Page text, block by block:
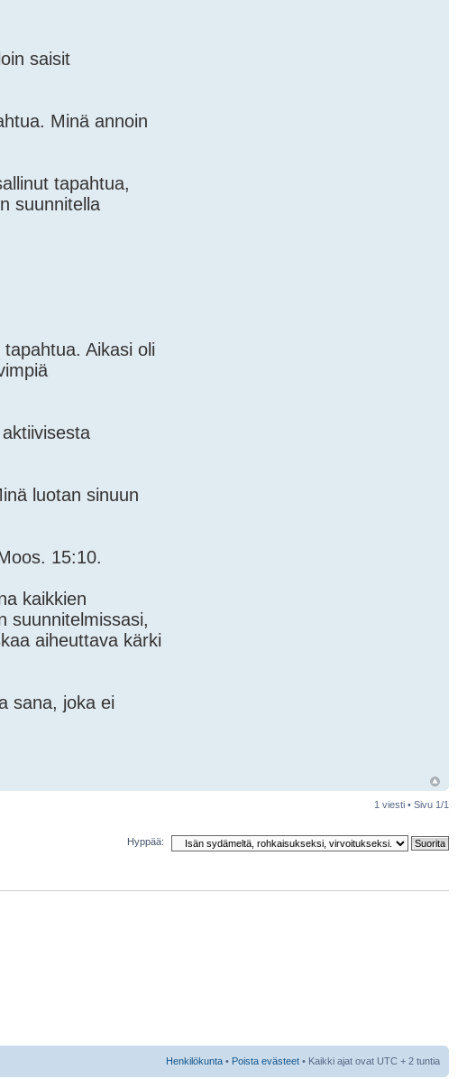
saisit
Minä annoin
tapahtua,
suunnitella
Aikasi oli
luotan sinuun
15:10.
kaikkien
suunnitelmissasi,
aiheuttava kärki
sana, joka ei
1 viesti • Sivu 1/1
Hyppää:
Henkilökunta • Poista evästeet • Kaikki ajat ovat UTC + 2 tuntia